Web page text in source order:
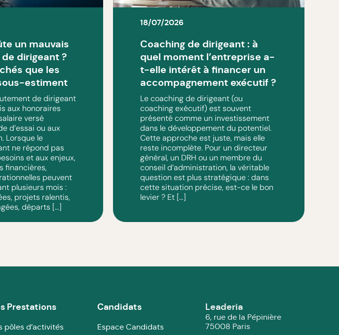
un mauvais
dirigeant ?
que les
estiment
de dirigeant
aux honoraires
versé
d’essai ou aux
Lorsque le
ne répond pas
et aux enjeux,
financières,
peuvent
plusieurs mois :
projets ralentis,
départs […]
18/07/2026
Coaching de dirigeant : à
quel moment l’entreprise a-
t-elle intérêt à financer un
accompagnement exécutif ?
Le coaching de dirigeant (ou
coaching exécutif) est souvent
présenté comme un investissement
dans le développement du potentiel.
Cette approche est juste, mais elle
reste incomplète. Pour un directeur
général, un DRH ou un membre du
conseil d’administration, la véritable
question est plus stratégique : dans
cette situation précise, est-ce le bon
levier ? Et […]
Prestations
pôles d’activités
Candidats
Espace Candidats
Leaderia
6, rue de la Pépinière
75008 Paris